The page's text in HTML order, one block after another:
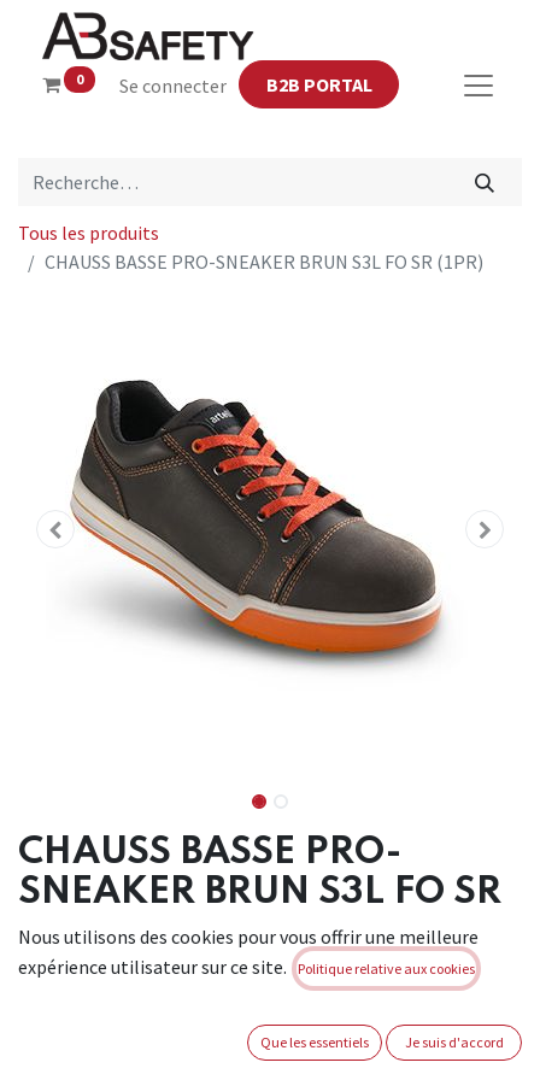
0 Se connecter B2B PORTAL
Tous les produits
CHAUSS BASSE PRO-SNEAKER BRUN S3L FO SR (1PR)
CHAUSS BASSE PRO-
SNEAKER BRUN S3L FO SR
(1PR)
Chaussure comfortable et moderne en cuir de buffle grainé.
synthétique. Embout renforcé: acier. Doublure: 3D. Pointures:
39-47. Couleur: brun. Convient pour: industrie lourde,
Nous utilisons des cookies pour vous offrir une meilleure
expérience utilisateur sur ce site.
Politique relative aux cookies
Que les essentiels Je suis d'accord